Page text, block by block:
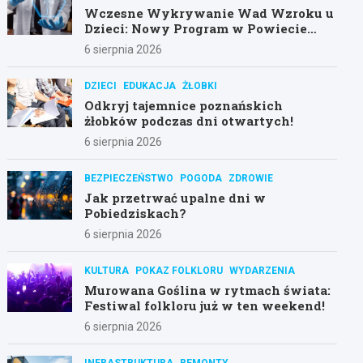
Wczesne Wykrywanie Wad Wzroku u
Dzieci: Nowy Program w Powiecie
Poznańskim
6 sierpnia 2026
DZIECI EDUKACJA ŻŁOBKI
Odkryj tajemnice poznańskich
żłobków podczas dni otwartych!
6 sierpnia 2026
BEZPIECZEŃSTWO POGODA ZDROWIE
Jak przetrwać upalne dni w
Pobiedziskach?
6 sierpnia 2026
KULTURA POKAZ FOLKLORU WYDARZENIA
Murowana Goślina w rytmach świata:
Festiwal folkloru już w ten weekend!
6 sierpnia 2026